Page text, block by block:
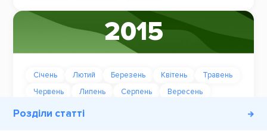
Розділи статті
2015
Січень Лютий Березень Квітень
Травень
Червень
Липень Серпень
Вересень
Жовтень
Листопад